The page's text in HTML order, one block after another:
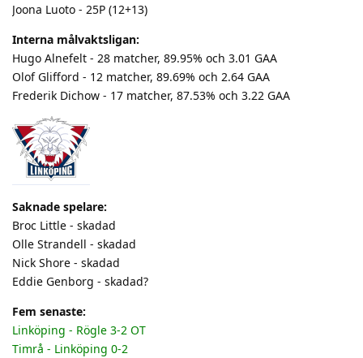
Joona Luoto - 25P (12+13)
Interna målvaktsligan:
Hugo Alnefelt - 28 matcher, 89.95% och 3.01 GAA
Olof Glifford - 12 matcher, 89.69% och 2.64 GAA
Frederik Dichow - 17 matcher, 87.53% och 3.22 GAA
Saknade spelare:
Broc Little - skadad
Olle Strandell - skadad
Nick Shore - skadad
Eddie Genborg - skadad?
Fem senaste:
Linköping - Rögle 3-2 OT
Timrå - Linköping 0-2